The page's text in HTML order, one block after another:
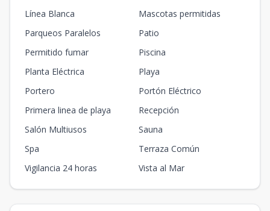
Línea Blanca
Mascotas permitidas
Parqueos Paralelos
Patio
Permitido fumar
Piscina
Planta Eléctrica
Playa
Portero
Portón Eléctrico
Primera linea de playa
Recepción
Salón Multiusos
Sauna
Spa
Terraza Común
Vigilancia 24 horas
Vista al Mar